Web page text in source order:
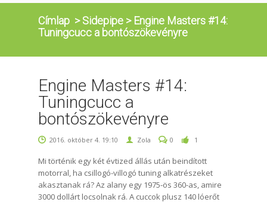
Címlap >Sidepipe > Engine Masters #14:
Tuningcucc a bontószökevényre
Engine Masters #14:
Tuningcucc a
bontószökevényre
2016. október 4. 19:10 Zola 0 1
Mi történik egy két évtized állás után beindított
motorral, ha csillogó-villogó tuning alkatrészeket
akasztanak rá? Az alany egy 1975-ös 360-as, amire
3000 dollárt locsolnak rá. A cuccok plusz 140 lóerőt